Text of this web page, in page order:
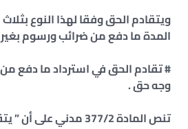
ويتقادم الحق وفقا لهذا النوع
المدة ما دفع من ضرائب ورسوم
# تقادم الحق في استرداد ما دفع
وجه حق .
تنص المادة 377/2 مدني